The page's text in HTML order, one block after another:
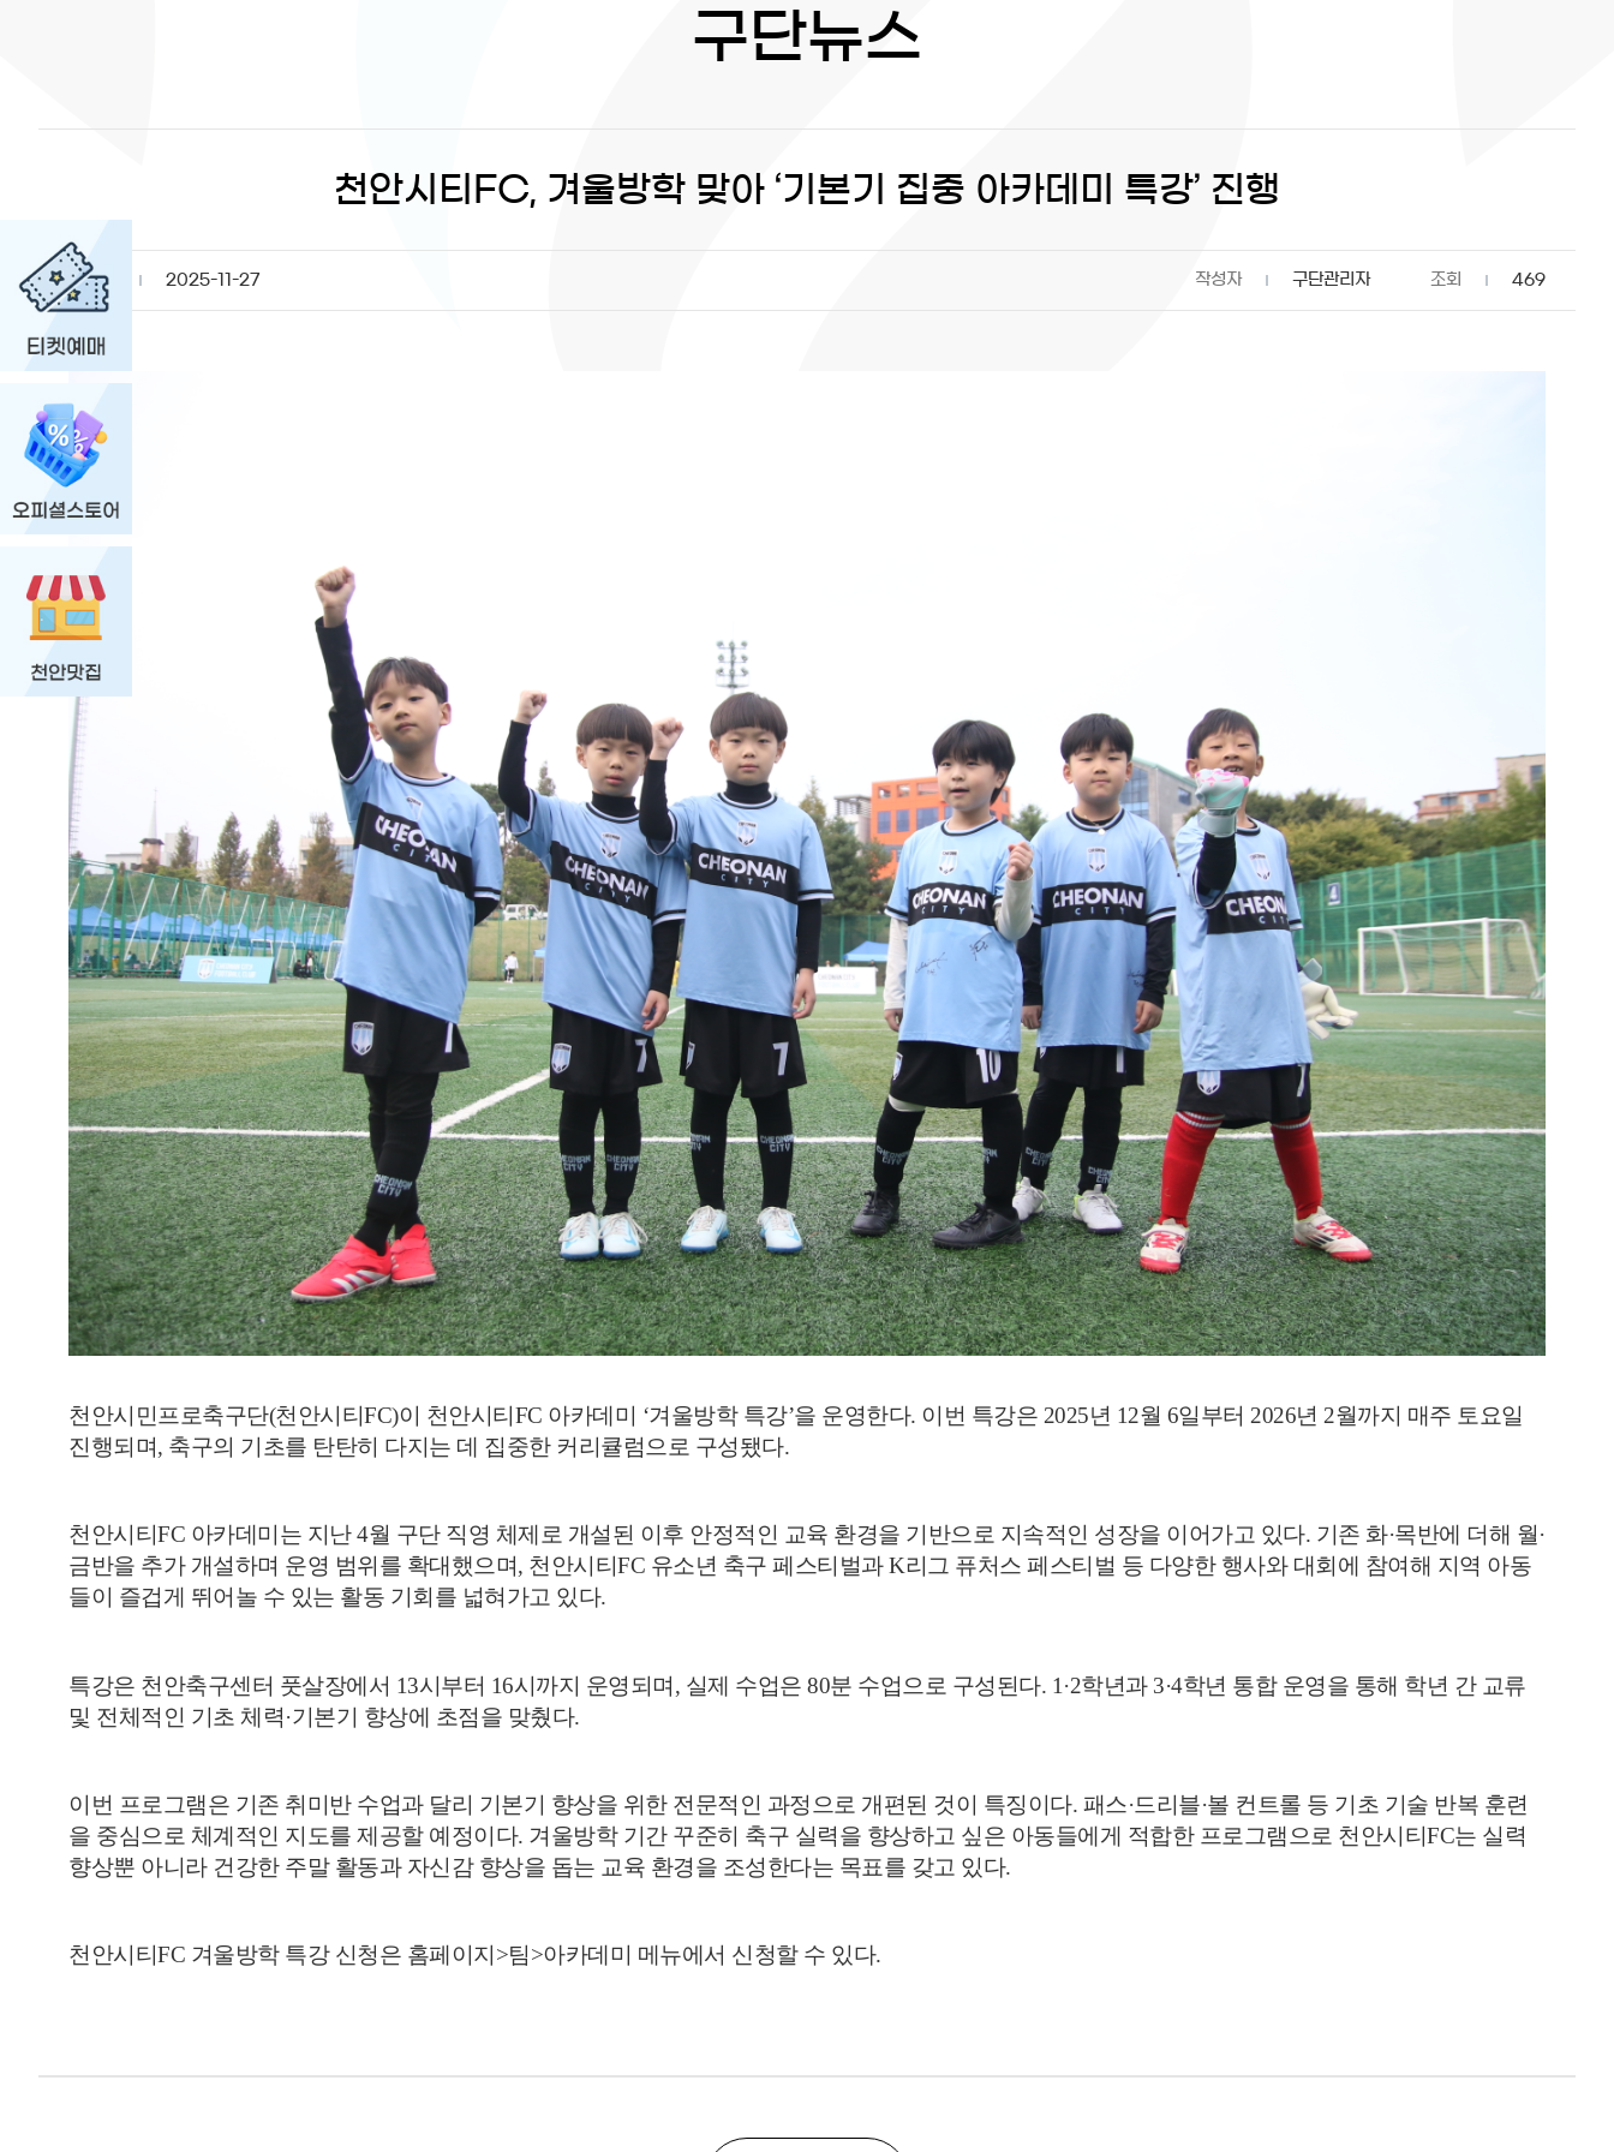
구단뉴스
천안시티FC, 겨울방학 맞아 ‘기본기 집중 아카데미 특강’ 진행
등록일 2025-11-27 작성자 구단관리자 조회 469
천안시민프로축구단(천안시티 FC)이 천안시티 FC 아카데미 ‘겨울방학 특강’을 운영한다. 이번 특강은 2025년 12월 6일부터 2026년 2월까지 매주 토요일
진행되며, 축구의 기초를 탄탄히 다지는 데 집중한 커리큘럼으로 구성됐다.
천안시티 FC 아카데미는 지난4월 구단 직영 체제로 개설된 이후 안정적인 교육 환경을 기반으로 지속적인 성장을 이어가고 있다. 기존 화·목반에 더해 월·
금반을 추가 개설하며 운영 범위를 확대했으며, 천안시티 FC 유소년 축구 페스티벌과K리그 퓨처스 페스티벌 등 다양한 행사와 대회에 참여해 지역 아동
들이 즐겁게 뛰어놀 수 있는 활동 기회를 넓혀가고 있다.
특강은 천안축구센터 풋살장에서 13시부터 16시까지 운영되며, 실제 수업은 80분 수업으로 구성된다. 1·2학년과3·4학년 통합 운영을 통해 학년 간 교류
및 전체적인 기초 체력·기본기 향상에 초점을 맞췄다.
이번 프로그램은 기존 취미반 수업과 달리 기본기 향상을 위한 전문적인 과정으로 개편된 것이 특징이다. 패스·드리블·볼 컨트롤 등 기초 기술 반복 훈련
을 중심으로 체계적인 지도를 제공할 예정이다. 겨울방학 기간 꾸준히 축구 실력을 향상하고 싶은 아동들에게 적합한 프로그램으로 천안시티FC는 실력
향상뿐 아니라 건강한 주말 활동과 자신감 향상을 돕는 교육 환경을 조성한다는 목표를 갖고 있다.
천안시티 FC 겨울방학 특강 신청은 홈페이지 >팀>아카데미 메뉴에서 신청할 수 있다.